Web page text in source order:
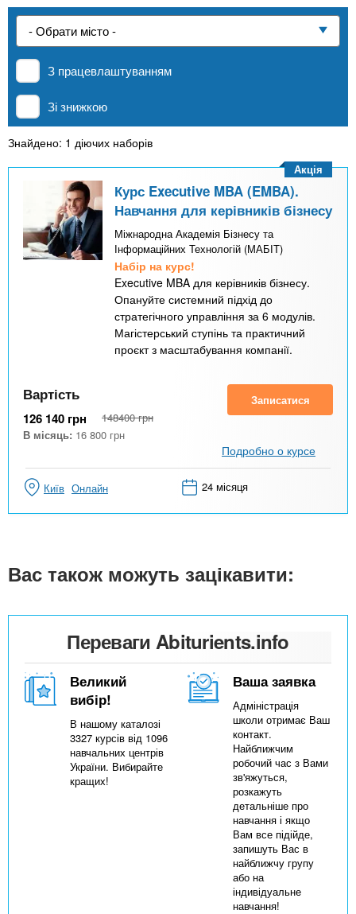
n
t
s
.
i
n
и
л
а
д
MBA
Онлайн курси
За кордоном
З працевлаштуванням
Зі знижкою
Знайдено: 1 діючих наборів
Курс Executive MBA (EMBA).
Навчання для керівників бізнесу
Міжнародна Академія Бізнесу та
Інформаційних Технологій (МАБІТ)
Набір на курс!
Executive MBA для керівників бізнесу.
Опануйте системний підхід до
стратегічного управління за 6 модулів.
Магістерський ступінь та практичний
проєкт з масштабування компанії.
Акція
Вартість
126 140 грн 148400 грн
В місяць: 16 800 грн
Записатися
Подробно о курсе
Київ Онлайн 24 місяця
Вас також можуть зацікавити:
Переваги Abiturients.info
Великий
вибір!
В нашому каталозі
3327 курсів від 1096
навчальних центрів
України. Вибирайте
кращих!
Ваша заявка
Адміністрація
школи отримає Ваш
контакт.
Найближчим
робочий час з Вами
зв'яжуться,
розкажуть
детальніше про
навчання і якщо
Вам все підійде,
запишуть Вас в
найближчу групу
або на
індивідуальне
навчання!